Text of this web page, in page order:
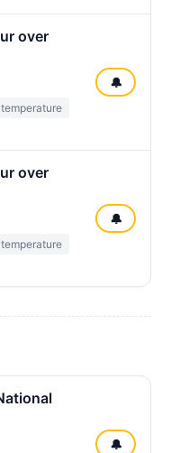
over
temperature
🔔
over
temperature
🔔
🔔